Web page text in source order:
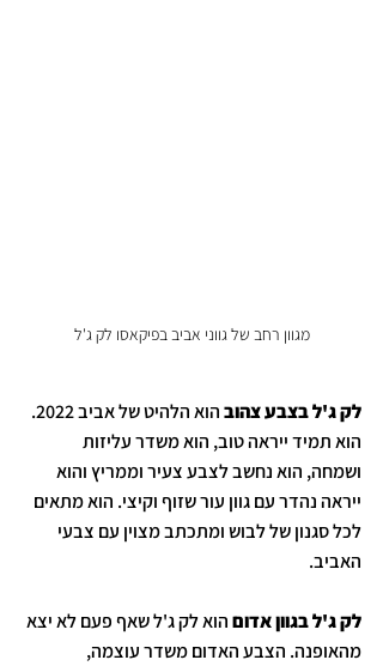
מגוון רחב של גווני אביב בפיקאסו לק ג'ל
לק ג'ל בצבע צהוב
הוא הלהיט של אביב 2022.
הוא תמיד ייראה טוב, הוא משדר עליזות
ושמחה, הוא נחשב לצבע צעיר וממריץ והוא
ייראה נהדר עם גוון עור שזוף וקיצי. הוא מתאים
לכל סגנון של לבוש ומתכתב מצוין עם צבעי
האביב.
לק ג'ל בגוון אדום הוא לק ג'ל שאף פעם לא יצא
מהאופנה. הצבע האדום משדר עוצמה,